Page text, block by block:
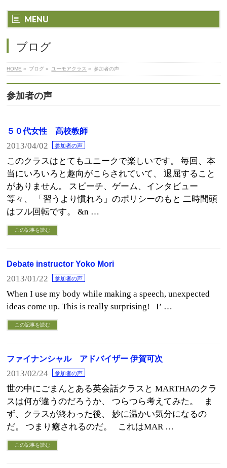
MENU
ブログ
HOME » ブログ » ユーモアクラス » 参加者の声
参加者の声
５０代女性 高校教師
2013/04/02 参加者の声
このクラスはとてもユニークで楽しいです。 毎回、本
当にいろいろと趣向がこらされていて、 退屈すること
がありません。 スピーチ、ゲーム、インタビュー
等々、 「習うより慣れろ」のポリシーのもと 二時間頭
はフル回転です。 &n …
この記事を読む
Debate instructor Yoko Mori
2013/01/22 参加者の声
When I use my body while making a speech, unexpected
ideas come up. This is really surprising! I’ …
この記事を読む
ファイナンシャル アドバイザー 伊賀可次
2013/02/24 参加者の声
世の中にごまんとある英会話クラスと MARTHAのクラ
スは何が違うのだろうか、 つらつら考えてみた。 ま
ず、クラスが終わった後、 妙に温かい気分になるの
だ。 つまり癒されるのだ。 これはMAR …
この記事を読む